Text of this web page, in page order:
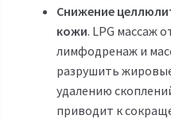
Снижение
кожи. LPG массаж
лимфодренаж и
разрушить
удалению
приводит к